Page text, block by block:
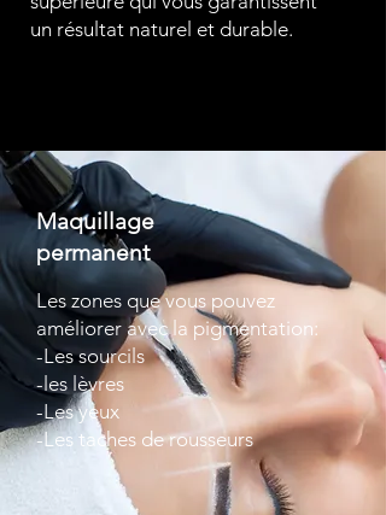
un résultat naturel et durable.
Maquillage
permanent
Les zones que vous pouvez
améliorer avec la pigmentation:
-Les sourcils
-les lèvres
-Les yeux
-Les taches de rousseurs